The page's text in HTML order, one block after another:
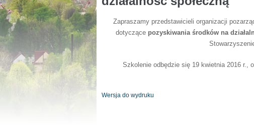
Zapraszamy przedstawicieli organizacji
dotyczące pozyskiwania środków na
Szkolenie odbędzie się 19 kwietnia 2016 r.,
Wersja do wydruku